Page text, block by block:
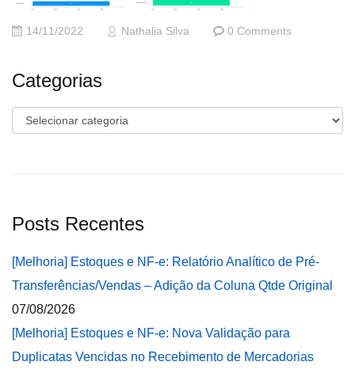
14/11/2022 Nathalia Silva 0 Comments
Categorias
Categorias
Posts Recentes
[Melhoria] Estoques e NF-e: Relatório Analítico de Pré-
Transferências/Vendas – Adição da Coluna Qtde Original
07/08/2026
[Melhoria] Estoques e NF-e: Nova Validação para
Duplicatas Vencidas no Recebimento de Mercadorias